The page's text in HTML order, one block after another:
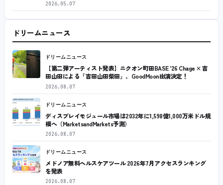
2026.05.07
ドリームニュース
ドリームニュース
【第二弾アーティスト発表】ニクオン町田BASE ’26 Chage × 吉
田山田による「吉田山田柴田」、GoodMoon出演決定！
2026.08.07
ドリームニュース
ディスプレイモジュール市場は2032年に1,598億1,000万米ドル規
模へ（MarketsandMarkets予測）
2026.08.07
ドリームニュース
メドノア無料ヘルスケアツール 2026年7月アクセスランキング
を発表
2026.08.07